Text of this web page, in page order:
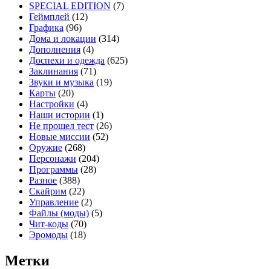
SPECIAL EDITION (7)
Геймплей (12)
Графика (96)
Дома и локации (314)
Дополнения (4)
Доспехи и одежда (625)
Заклинания (71)
Звуки и музыка (19)
Карты (20)
Настройки (4)
Наши истории (1)
Не прошел тест (26)
Новые миссии (52)
Оружие (268)
Персонажи (204)
Программы (28)
Разное (388)
Скайрим (22)
Управление (2)
Файлы (моды) (5)
Чит-коды (70)
Эромоды (18)
Метки